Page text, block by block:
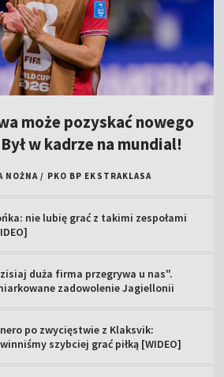
może pozyskać nowego
w kadrze na mundial!
NOŻNA / PKO BP EKSTRAKLASA
nie lubię grać z takimi zespołami
duża firma przegrywa u nas".
zadowolenie Jagiellonii
po zwycięstwie z Klaksvik:
szybciej grać piłką [WIDEO]